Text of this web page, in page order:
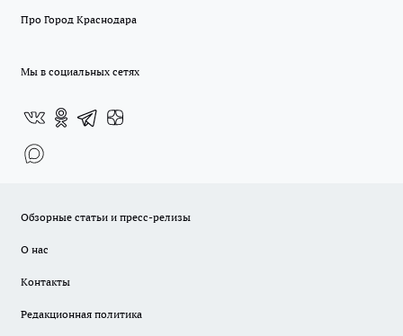
Про Город Краснодара
Мы в социальных сетях
Обзорные статьи и пресс-релизы
О нас
Контакты
Редакционная политика